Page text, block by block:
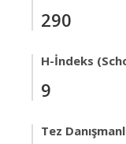
290
H-İndeks
9
Tez